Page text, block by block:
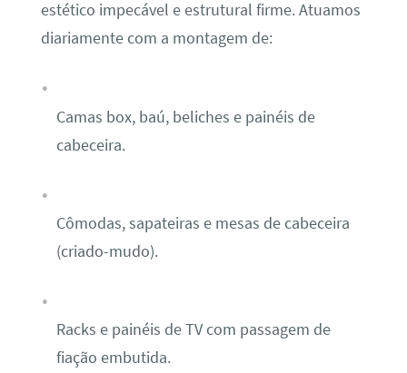
estético impecável e estrutural firme. Atuamos
diariamente com a montagem de:
Camas box, baú, beliches e painéis de
cabeceira.
Cômodas, sapateiras e mesas de cabeceira
(criado-mudo).
Racks e painéis de TV com passagem de
fiação embutida.